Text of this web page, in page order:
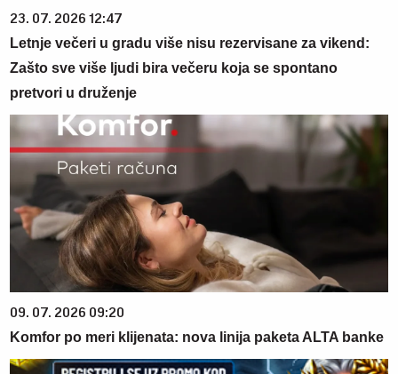
23. 07. 2026 12:47
Letnje večeri u gradu više nisu rezervisane za vikend:
Zašto sve više ljudi bira večeru koja se spontano
pretvori u druženje
09. 07. 2026 09:20
Komfor po meri klijenata: nova linija paketa ALTA banke